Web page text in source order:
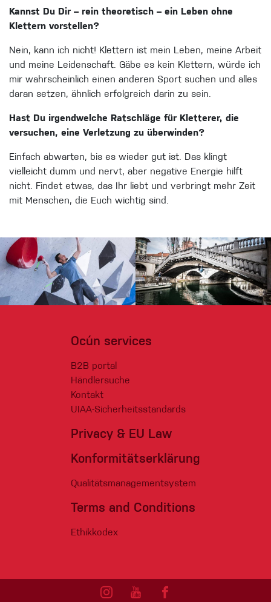
Kannst Du Dir – rein theoretisch – ein Leben ohne
Klettern vorstellen?
Nein, kann ich nicht! Klettern ist mein Leben, meine Arbeit
und meine Leidenschaft. Gäbe es kein Klettern, würde ich
mir wahrscheinlich einen anderen Sport suchen und alles
daran setzen, ähnlich erfolgreich darin zu sein.
Hast Du irgendwelche Ratschläge für Kletterer, die
versuchen, eine Verletzung zu überwinden?
Einfach abwarten, bis es wieder gut ist. Das klingt
vielleicht dumm und nervt, aber negative Energie hilft
nicht. Findet etwas, das Ihr liebt und verbringt mehr Zeit
mit Menschen, die Euch wichtig sind.
Ocún services
B2B portal
Händlersuche
Kontakt
UIAA-Sicherheitsstandards
Privacy & EU Law
Konformitätserklärung
Qualitätsmanagementsystem
Terms and Conditions
Ethikkodex